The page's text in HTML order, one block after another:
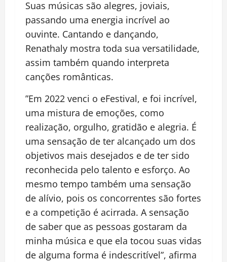
Suas músicas são alegres, joviais,
passando uma energia incrível ao
ouvinte. Cantando e dançando,
Renathaly mostra toda sua versatilidade,
assim também quando interpreta
canções românticas.
”Em 2022 venci o eFestival, e foi incrível,
uma mistura de emoções, como
realização, orgulho, gratidão e alegria. É
uma sensação de ter alcançado um dos
objetivos mais desejados e de ter sido
reconhecida pelo talento e esforço. Ao
mesmo tempo também uma sensação
de alívio, pois os concorrentes são fortes
e a competição é acirrada. A sensação
de saber que as pessoas gostaram da
minha música e que ela tocou suas vidas
de alguma forma é indescritível”, afirma